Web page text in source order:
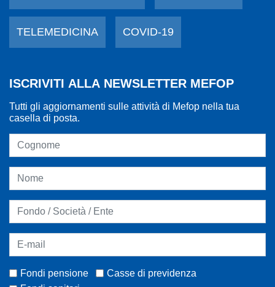
TELEMEDICINA COVID-19
ISCRIVITI ALLA NEWSLETTER MEFOP
Tutti gli aggiornamenti sulle attività di Mefop nella tua
casella di posta.
Fondi pensione
Casse di previdenza